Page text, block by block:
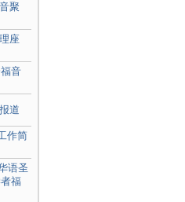
聚
座
音
道
作简
语圣
福